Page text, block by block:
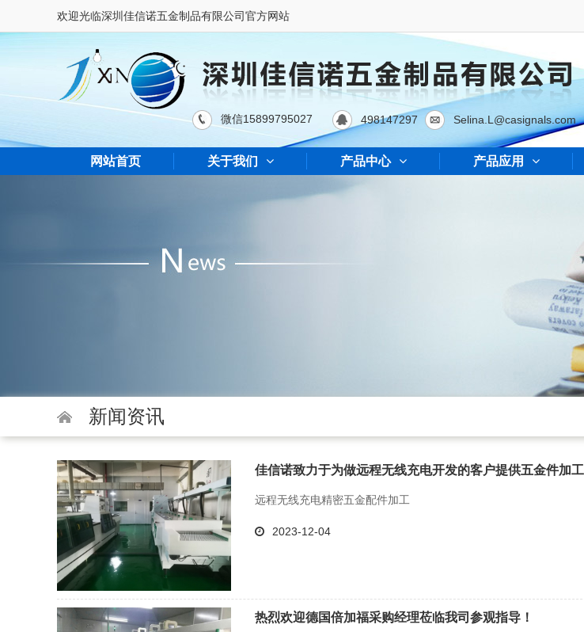
欢迎光临深圳佳信诺五金制品有限公司官方网站
微信15899795027 498147297 Selina.L@casignals.com
网站首页 关于我们 产品中心 产品应用
新闻资讯
佳信诺致力于为做远程无线充电开发的客户提供五金件加工
远程无线充电精密五金配件加工
2023-12-04
热烈欢迎德国倍加福采购经理莅临我司参观指导！